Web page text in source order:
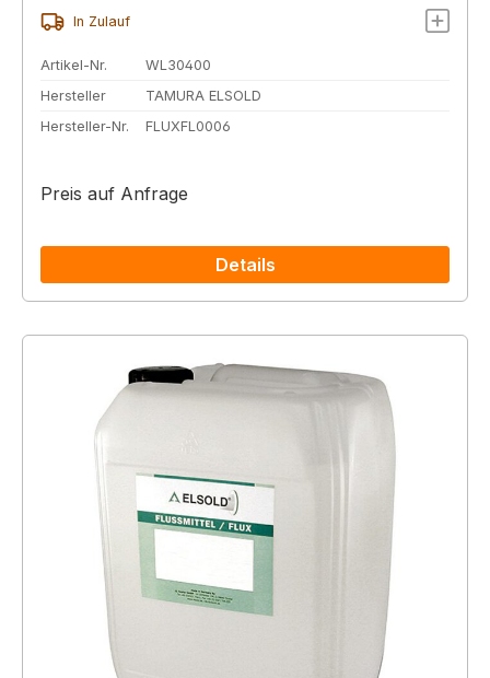
In Zulauf
Artikel-Nr.
WL30400
Hersteller
TAMURA ELSOLD
Hersteller-Nr.
FLUXFL0006
Preis auf Anfrage
Details